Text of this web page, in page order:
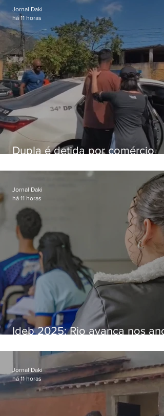
Dupla é detida por comércio
Bangu
Jornal Daki
há 11 horas
Ideb 2025: Rio avança nos
nacional
Jornal Daki
há 11 horas
Jornal Daki
há 11 horas